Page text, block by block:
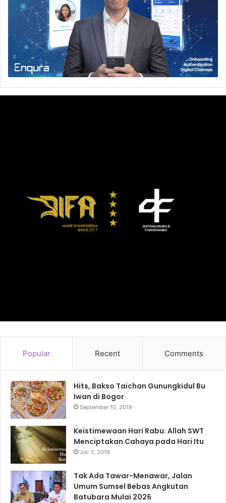
Popular Recent Comments
Hits, Bakso Taichan Gunungkidul Bu
Iwan di Bogor
September 10, 2019
Keistimewaan Hari Rabu: Allah SWT
Menciptakan Cahaya pada Hari Itu
Juli 3, 2019
Tak Ada Tawar-Menawar, Jalan
Umum Sumsel Bebas Angkutan
Batubara Mulai 2026